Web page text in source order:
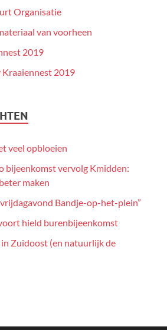
Organisatie
van voorheen
2019
2019
veel opbloeien
bijeenkomst vervolg Kmidden:
maken
vrijdagavond Bandje-op-het-plein”
hield burenbijeenkomst
Zuidoost (en natuurlijk de